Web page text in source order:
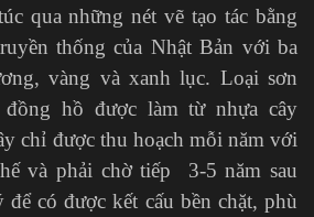
qua những nét vẽ tạo tác bằng
thống của Nhật Bản với ba
vàng và xanh lục. Loại sơn
hồ được làm từ nhựa cây
chỉ được thu hoạch mỗi năm với
và phải chờ tiếp 3-5 năm sau
có được kết cấu bền chặt, phù